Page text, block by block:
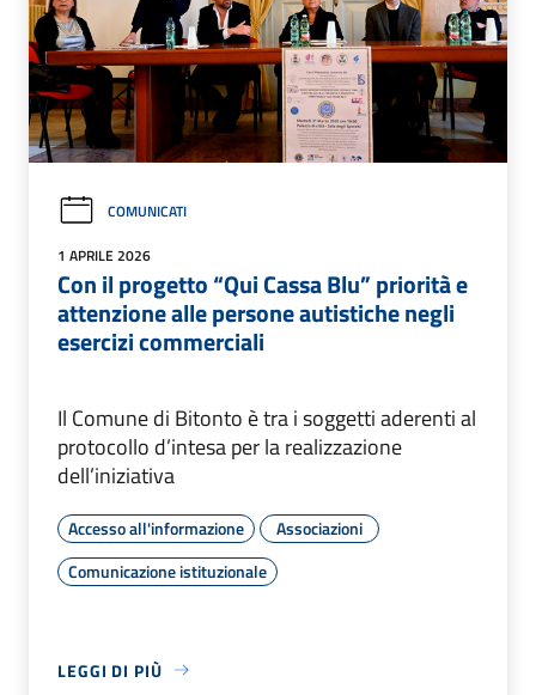
COMUNICATI
1 APRILE 2026
Con il progetto “Qui Cassa Blu” priorità e
attenzione alle persone autistiche negli
esercizi commerciali
Il Comune di Bitonto è tra i soggetti aderenti al
protocollo d’intesa per la realizzazione
dell’iniziativa
Accesso all'informazione
Associazioni
Comunicazione istituzionale
LEGGI DI PIÙ